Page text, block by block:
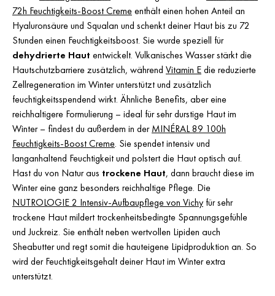
72h Feuchtigkeits-Boost Cremeenthält einen hohen Anteil an
Hyaluronsäure und Squalan und schenkt deiner Haut bis zu 72
Stunden einen Feuchtigkeitsboost. Sie wurde speziell für
dehydrierte Haut entwickelt. Vulkanisches Wasser stärkt die
Hautschutzbarriere zusätzlich, während Vitamin Edie reduzierte
Zellregeneration im Winter unterstützt und zusätzlich
feuchtigkeitsspendend wirkt. Ähnliche Benefits, aber eine
reichhaltigere Formulierung – ideal für sehr durstige Haut im
Winter – findest du außerdem in derMINÉRAL 89 100h
Feuchtigkeits-Boost Creme. Sie spendet intensiv und
langanhaltend Feuchtigkeit und polstert die Haut optisch auf.
Hast du von Natur aus trockene Haut, dann braucht diese im
Winter eine ganz besonders reichhaltige Pflege. Die
NUTROLOGIE 2 Intensiv-Aufbaupflege von Vichy für sehr
trockene Haut mildert trockenheitsbedingte Spannungsgefühle
und Juckreiz. Sie enthält neben wertvollen Lipiden auch
Sheabutter und regt somit die hauteigene Lipidproduktion an. So
wird der Feuchtigkeitsgehalt deiner Haut im Winter extra
unterstützt.